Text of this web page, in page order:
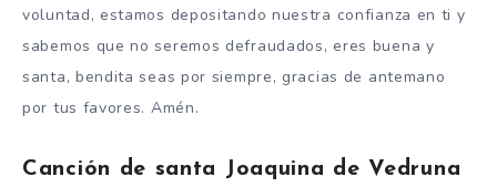
voluntad, estamos depositando nuestra confianza en ti y
sabemos que no seremos defraudados, eres buena y
santa, bendita seas por siempre, gracias de antemano
por tus favores. Amén.
Canción de santa Joaquina de Vedruna